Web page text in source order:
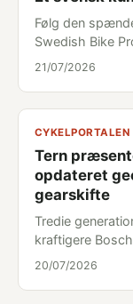
Følg den
Swedish Bike
21/07/2026
CYKELPORTALEN
Tern
opdateret
gearskifte
Tredie
kraftigere
20/07/2026